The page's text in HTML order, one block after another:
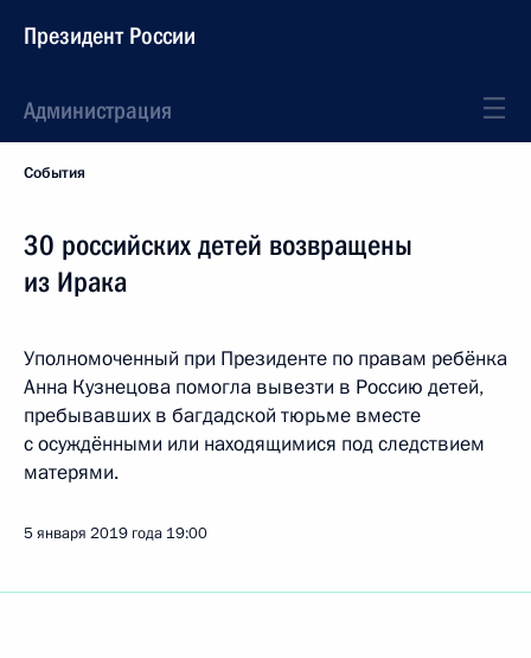
Президент России
Администрация
События
30 российских детей возвращены
из Ирака
Уполномоченный при Президенте по правам ребёнка
Анна Кузнецова помогла вывезти в Россию детей,
пребывавших в багдадской тюрьме вместе
с осуждёнными или находящимися под следствием
матерями.
5 января 2019 года 19:00